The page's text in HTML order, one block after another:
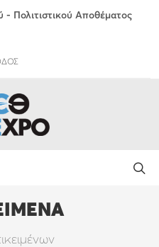
- Πολιτιστικού Αποθέματος